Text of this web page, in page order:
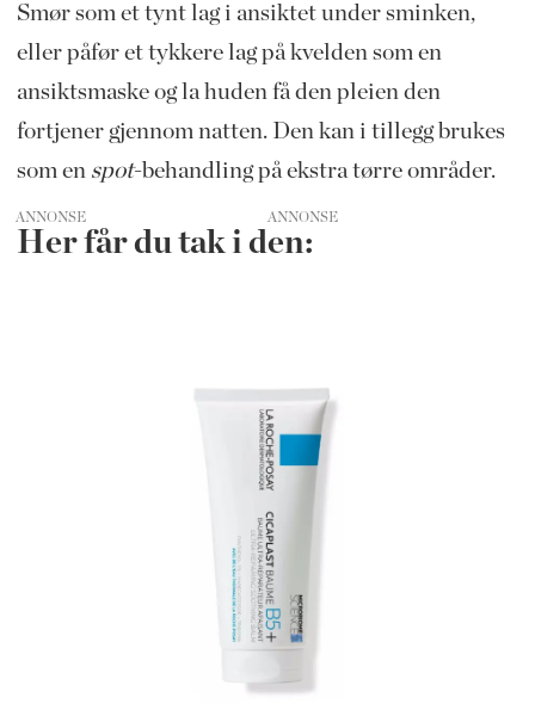
Smør som et tynt lag i ansiktet under sminken,
eller påfør et tykkere lag på kvelden som en
ansiktsmaske og la huden få den pleien den
fortjener gjennom natten. Den kan i tillegg brukes
som en spot-behandling på ekstra tørre områder.
ANNONSE
Her får du tak i den: